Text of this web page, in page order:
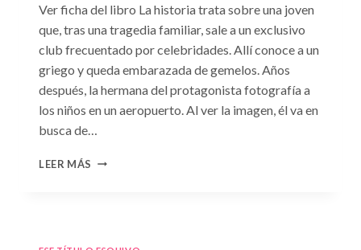
Ver ficha del libro La historia trata sobre una joven
que, tras una tragedia familiar, sale a un exclusivo
club frecuentado por celebridades. Allí conoce a un
griego y queda embarazada de gemelos. Años
después, la hermana del protagonista fotografía a
los niños en un aeropuerto. Al ver la imagen, él va en
busca de…
LEER MÁS CONSULTA